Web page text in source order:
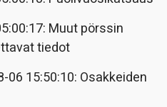
Muut pörssin
tiedot
06 15:50:10: Osakkeiden